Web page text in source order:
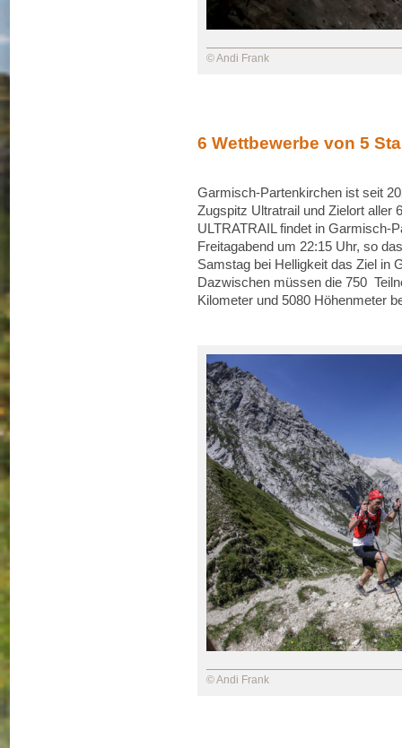
© Andi Frank
6 Wettbewerbe von 5
Garmisch-Partenkirchen ist seit
Zugspitz Ultratrail und Zielort aller
ULTRATRAIL findet in Garmisch-
Freitagabend um 22:15 Uhr, so
Samstag bei Helligkeit das Ziel in
Dazwischen müssen die 750
Kilometer und 5080 Höhenmeter
© Andi Frank